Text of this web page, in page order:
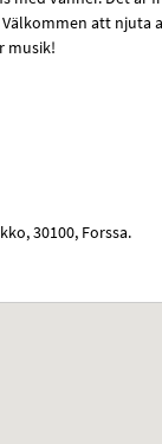
att njuta
musik!
,30100, Forssa.